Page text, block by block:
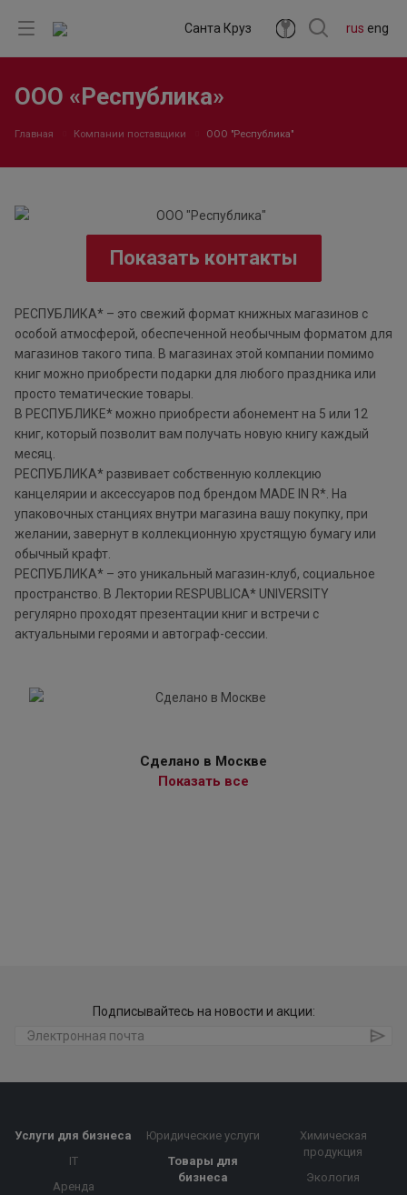
rus eng
Санта Круз
ООО «Республика»
Главная Компании поставщики ООО "Республика"
Показать контакты
РЕСПУБЛИКА* – это свежий формат книжных магазинов с
особой атмосферой, обеспеченной необычным форматом для
магазинов такого типа. В магазинах этой компании помимо
книг можно приобрести подарки для любого праздника или
просто тематические товары.
В РЕСПУБЛИКЕ* можно приобрести абонемент на 5 или 12
книг, который позволит вам получать новую книгу каждый
месяц.
РЕСПУБЛИКА* развивает собственную коллекцию
канцелярии и аксессуаров под брендом MADE IN R*. На
упаковочных станциях внутри магазина вашу покупку, при
желании, завернут в коллекционную хрустящую бумагу или
обычный крафт.
РЕСПУБЛИКА* – это уникальный магазин-клуб, социальное
пространство. В Лектории RESPUBLICA* UNIVERSITY
регулярно проходят презентации книг и встречи с
актуальными героями и автограф-сессии.
Сделано в Москве
Показать все
Подписывайтесь на новости и акции:
Услуги для бизнеса
IT
Аренда
Юридические услуги
Товары для
бизнеса
Химическая
продукция
Экология